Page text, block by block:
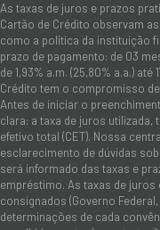
As taxas de juros e prazos
Cartão de Crédito observam
como a política da instituição
prazo de pagamento: de 03
de 1,93% a.m. (25,80% a.a.) até
Crédito tem o compromisso
Antes de iniciar o
clara: a taxa de juros utilizada,
efetivo total (CET). Nossa
esclarecimento de dúvidas
será informado das taxas e
empréstimo. As taxas de
consignados (Governo
determinações de cada